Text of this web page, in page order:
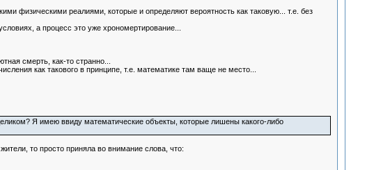
физическими реалиями, которые и определяют вероятность как таковую... т.е. без
а процесс это уже хрономертирование...
смерть, как-то странно...
как такового в принципе, т.е. математике там ваще не место...
Я имею ввиду математические объекты, которые лишены какого-либо
то просто приняла во внимание слова, что: